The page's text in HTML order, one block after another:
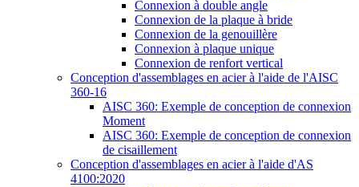
Connexion à double angle
Connexion de la plaque à bride
Connexion de la genouillère
Connexion à plaque unique
Connexion de renfort vertical
Conception d'assemblages en acier à l'aide de l'AISC
360-16
AISC 360: Exemple de conception de connexion
Moment
AISC 360: Exemple de conception de connexion
de cisaillement
Conception d'assemblages en acier à l'aide d'AS
4100:2020